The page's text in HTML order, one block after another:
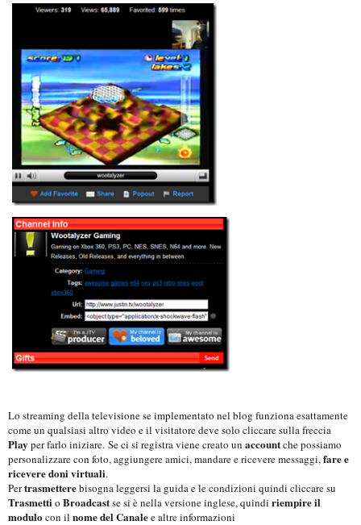
Lo streaming della televisione se implementato nel blog funziona esattamente
come un qualsiasi altro video e il visitatore deve solo cliccare sulla freccia
Play per farlo iniziare. Se ci si registra viene creato un accountche possiamo
personalizzare con foto, aggiungere amici, mandare e ricevere messaggi, fare e
ricevere doni virtuali.
Pertrasmetterebisogna leggersi la guida e le condizioni quindi cliccare su
Trasmetti o Broadcastse si è nella versione inglese, quindi riempire il
modulo con il nome del Canalee altre informazioni